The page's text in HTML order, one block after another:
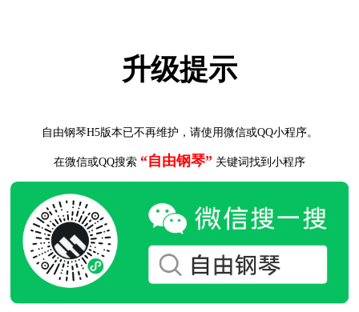
升级提示
自由钢琴H5版本已不再维护，请使用微信或QQ小程序。
在微信或QQ搜索 “自由钢琴” 关键词找到小程序